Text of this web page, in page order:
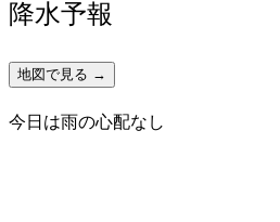
降水予報
地図で見る →
今日は雨の心配なし